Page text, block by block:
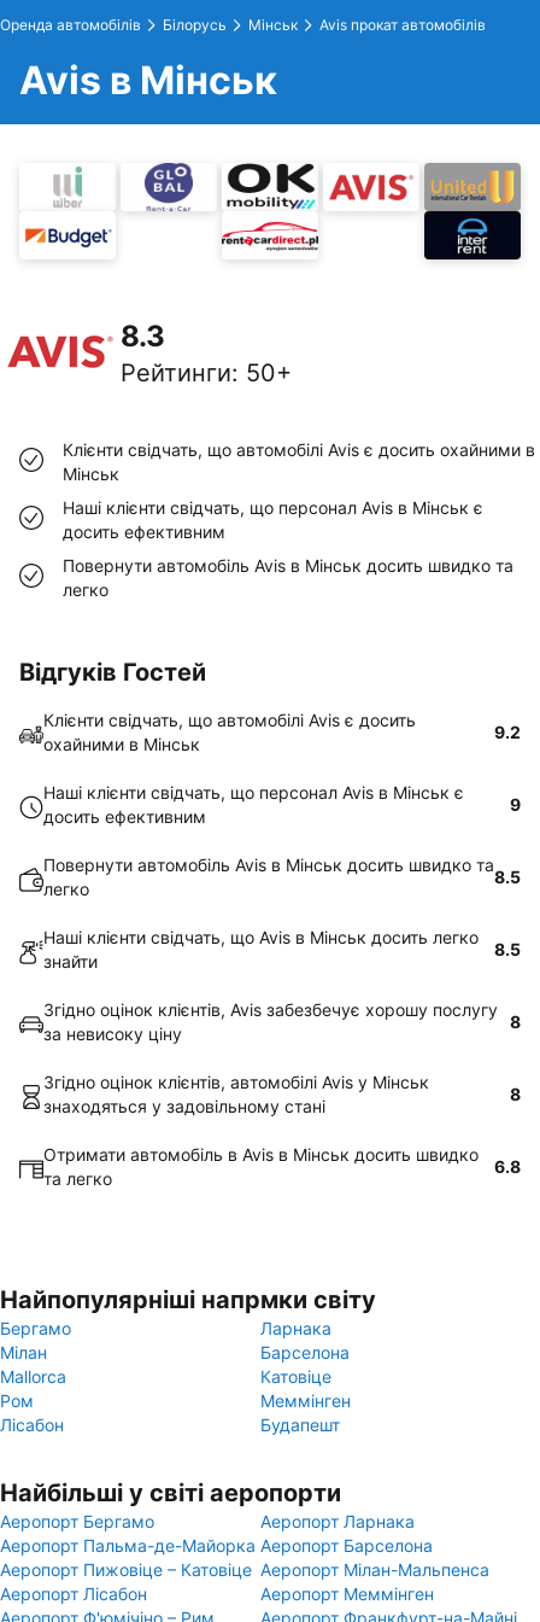
Оренда автомобілів Білорусь Мінськ Avis прокат автомобілів
Avis в Мінськ
8.3
Рейтинги: 50+
Клієнти свідчать, що автомобілі Avis є досить охайними в
Мінськ
Наші клієнти свідчать, що персонал Avis в Мінськ є
досить ефективним
Повернути автомобіль Avis в Мінськ досить швидко та
легко
Відгуків Гостей
Клієнти свідчать, що автомобілі Avis є досить
охайними в Мінськ
9.2
Наші клієнти свідчать, що персонал Avis в Мінськ є
досить ефективним
9
Повернути автомобіль Avis в Мінськ досить швидко та
легко
8.5
Наші клієнти свідчать, що Avis в Мінськ досить легко
знайти
8.5
Згідно оцінок клієнтів, Avis забезбечує хорошу послугу
за невисоку ціну
8
Згідно оцінок клієнтів, автомобілі Avis у Мінськ
знаходяться у задовільному стані
8
Отримати автомобіль в Avis в Мінськ досить швидко
та легко
6.8
Найпопулярніші напрмки світу
Бергамо
Ларнака
Мілан
Барселона
Mallorca
Катовіце
Ром
Меммінген
Лісабон
Будапешт
Найбільші у світі аеропорти
Аеропорт Бергамо
Аеропорт Ларнака
Аеропорт Пальма-де-Майорка Аеропорт Барселона
Аеропорт Пижовіце – Катовіце Аеропорт Мілан-Мальпенса
Аеропорт Лісабон
Аеропорт Меммінген
Аеропорт Ф'юмічіно – Рим
Аеропорт Франкфурт-на-Майні